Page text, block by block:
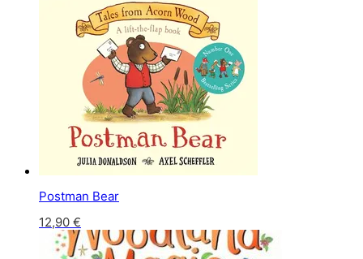
Postman Bear
12,90 €